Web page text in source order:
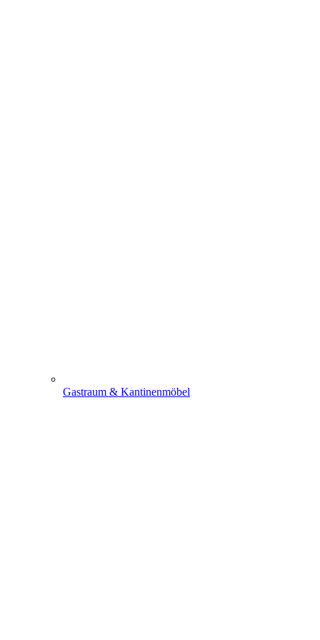
Gastraum & Kantinenmöbel